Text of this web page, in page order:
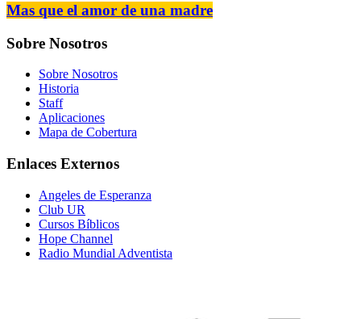
Mas que el amor de una madre
Sobre Nosotros
Sobre Nosotros
Historia
Staff
Aplicaciones
Mapa de Cobertura
Enlaces Externos
Angeles de Esperanza
Club UR
Cursos Bíblicos
Hope Channel
Radio Mundial Adventista